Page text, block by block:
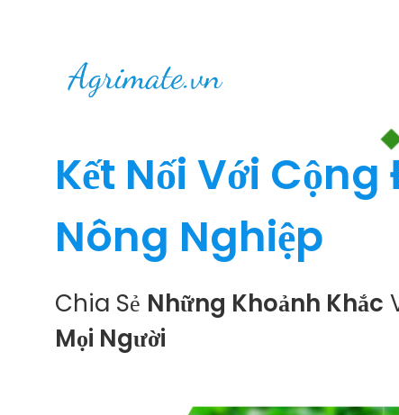
Kết Nối Với
Nông Nghiệp
Chia Sẻ Những Khoảnh Khắc
Mọi Người